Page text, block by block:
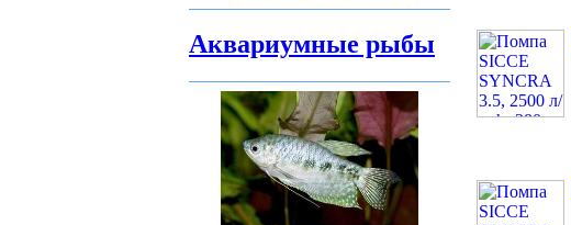
Аквариумные рыбы